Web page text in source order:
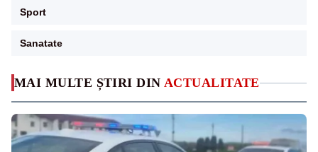
MAI MULTE ȘTIRI DIN ACTUALITATE
Sport
Sanatate